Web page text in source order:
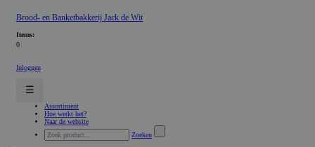
Brood- en Banketbakkerij Jack de Wit
Items:
0
Inloggen
☰
Assortiment
Hoe werkt het?
Naar de website
Zoeken